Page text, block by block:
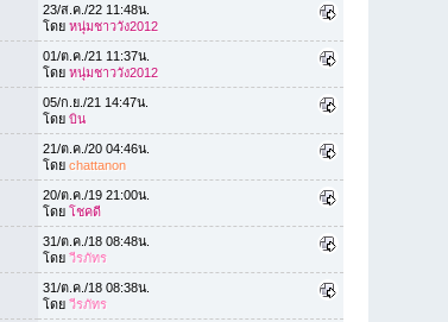
23/ส.ค./22 11:48น.
โดยหนุ่มชาววัง2012
01/ต.ค./21 11:37น.
โดยหนุ่มชาววัง2012
05/ก.ย./21 14:47น.
โดยบิน
21/ต.ค./20 04:46น.
โดยchattanon
20/ต.ค./19 21:00น.
โดยโชคดี
31/ต.ค./18 08:48น.
โดยวีรภัทร
31/ต.ค./18 08:38น.
โดยวีรภัทร